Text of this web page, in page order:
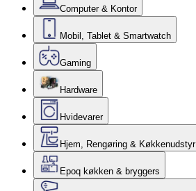
Computer & Kontor
Mobil, Tablet & Smartwatch
Gaming
Hardware
Hvidevarer
Hjem, Rengøring & Køkkenudstyr
Epoq køkken & bryggers